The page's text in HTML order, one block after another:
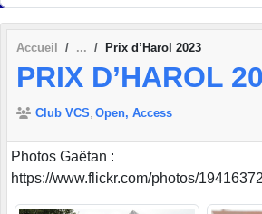
Accueil Prix d’Harol 2023
PRIX D’HAROL
Club VCS Open, Access
Photos Gaëtan :
https://www.flickr.com/photos/